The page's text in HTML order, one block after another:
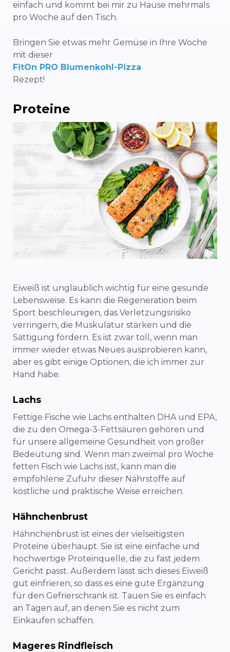
einfach und kommt bei mir zu Hause mehrmals
pro Woche auf den Tisch.
Bringen Sie etwas mehr Gemüse in Ihre Woche
mit dieser
FitOn PRO Blumenkohl-Pizza
Rezept!
Proteine
Eiweiß ist unglaublich wichtig für eine gesunde
Lebensweise. Es kann die Regeneration beim
Sport beschleunigen, das Verletzungsrisiko
verringern, die Muskulatur stärken und die
Sättigung fördern. Es ist zwar toll, wenn man
immer wieder etwas Neues ausprobieren kann,
aber es gibt einige Optionen, die ich immer zur
Hand habe.
Lachs
Fettige Fische wie Lachs enthalten DHA und EPA,
die zu den Omega-3-Fettsäuren gehören und
für unsere allgemeine Gesundheit von großer
Bedeutung sind. Wenn man zweimal pro Woche
fetten Fisch wie Lachs isst, kann man die
empfohlene Zufuhr dieser Nährstoffe auf
köstliche und praktische Weise erreichen.
Hähnchenbrust
Hähnchenbrust ist eines der vielseitigsten
Proteine überhaupt. Sie ist eine einfache und
hochwertige Proteinquelle, die zu fast jedem
Gericht passt. Außerdem lässt sich dieses Eiweiß
gut einfrieren, so dass es eine gute Ergänzung
für den Gefrierschrank ist. Tauen Sie es einfach
an Tagen auf, an denen Sie es nicht zum
Einkaufen schaffen.
Mageres Rindfleisch